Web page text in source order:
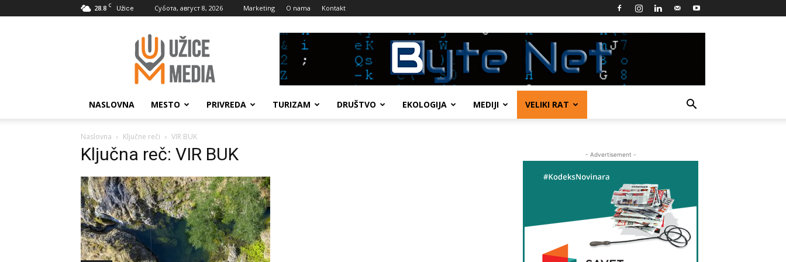
28.8 C Užice Субота, август 8, 2026 Marketing O nama Kontakt
UžiceMedia
NASLOVNA MESTO PRIVREDA TURIZAM DRUŠTVO EKOLOGIJA MEDIJI VELIKI RAT
Naslovna Ključne reči VIR BUK
Ključna reč: VIR BUK - Advertisement -